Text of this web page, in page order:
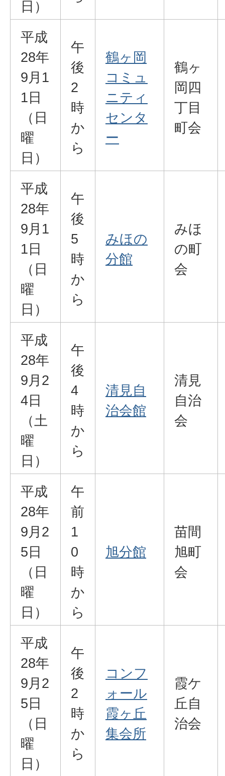
日）
平成
28年
9月1
1日
（日
曜
日）
午
後
2
時
か
ら
鶴ヶ岡
コミュ
ニティ
センタ
ー
鶴ヶ
岡四
丁目
町会
平成
28年
9月1
1日
（日
曜
日）
午
後
5
時
か
ら
みほの
分館
みほ
の町
会
平成
28年
9月2
4日
（土
曜
日）
午
後
4
時
か
ら
清見自
治会館
清見
自治
会
平成
28年
9月2
5日
（日
曜
日）
午
前
1
0
時
か
ら
旭分館
苗間
旭町
会
平成
28年
9月2
5日
（日
曜
日）
午
後
2
時
か
ら
コンフ
ォール
霞ヶ丘
集会所
霞ケ
丘自
治会